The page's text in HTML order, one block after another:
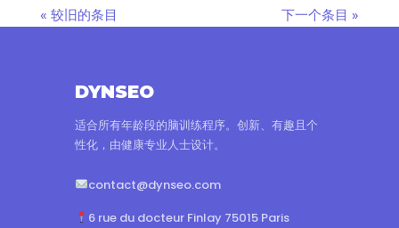
« 较旧的条目 下一个条目 »
DYNSEO
适合所有年龄段的脑训练程序。创新、有趣且个
性化，由健康专业人士设计。
contact@dynseo.com
6 rue du docteur Finlay 75015 Paris